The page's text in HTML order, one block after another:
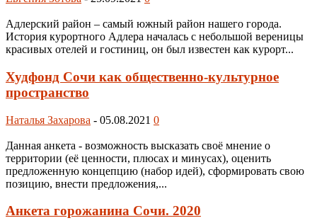
Адлерский район – самый южный район нашего города.
История курортного Адлера началась с небольшой вереницы
красивых отелей и гостиниц, он был известен как курорт...
Худфонд Сочи как общественно-культурное
пространство
Наталья Захарова - 05.08.2021 0
Данная анкета - возможность высказать своё мнение о
территории (её ценности, плюсах и минусах), оценить
предложенную концепцию (набор идей), сформировать свою
позицию, внести предложения,...
Анкета горожанина Сочи. 2020